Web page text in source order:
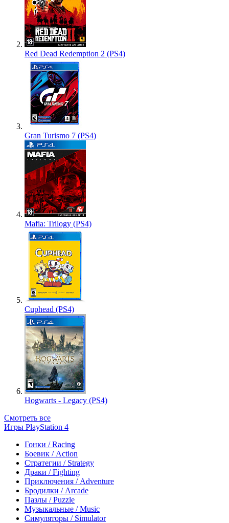
Red Dead Redemption 2 (PS4)
Gran Turismo 7 (PS4)
Mafia: Trilogy (PS4)
Cuphead (PS4)
Hogwarts - Legacy (PS4)
Смотреть все
Игры PlayStation 4
Гонки / Racing
Боевик / Action
Стратегии / Strategy
Драки / Fighting
Приключения / Adventure
Бродилки / Arcade
Пазлы / Puzzle
Музыкальные / Music
Симуляторы / Simulator